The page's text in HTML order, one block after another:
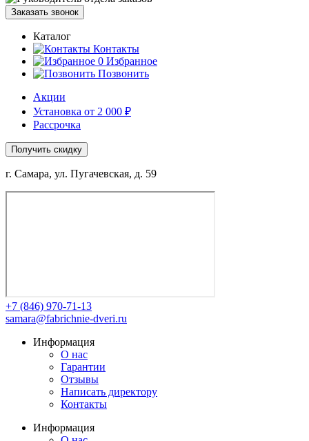
Заказать звонок
Каталог
Контакты
0 Избранное
Позвонить
Акции
Установка от 2 000 ₽
Рассрочка
Получить скидку
г. Самара, ул. Пугачевская, д. 59
+7 (846) 970-71-13
samara@fabrichnie-dveri.ru
Информация
О нас
Гарантии
Отзывы
Написать директору
Контакты
Информация